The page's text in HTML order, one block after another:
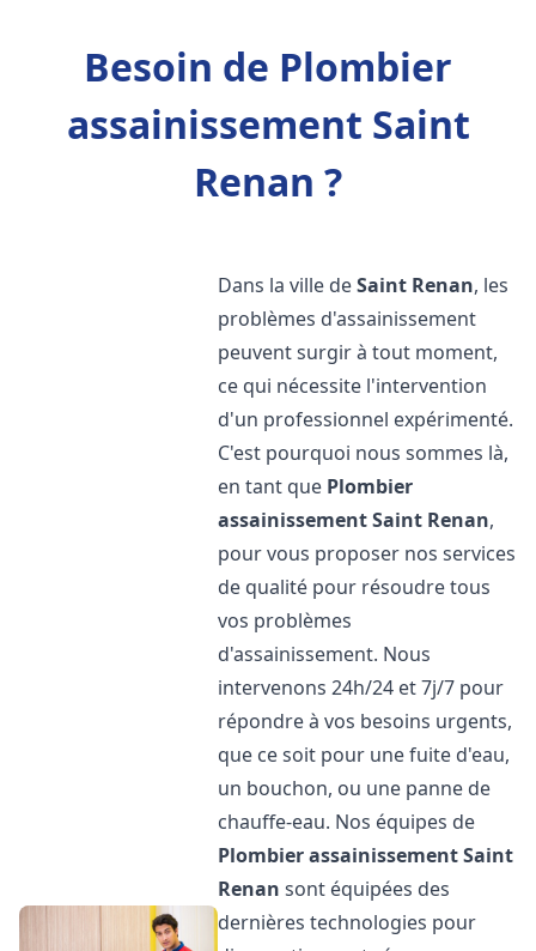
Besoin de Plombier
assainissement Saint
Renan ?
Dans la ville deSaint Renan, les
problèmes d'assainissement
peuvent surgir à tout moment,
ce qui nécessite l'intervention
d'un professionnel expérimenté.
C'est pourquoi nous sommes là,
en tant que Plombier
assainissementSaint Renan,
pour vous proposer nos services
de qualité pour résoudre tous
vos problèmes
d'assainissement. Nous
intervenons 24h/24 et 7j/7 pour
répondre à vos besoins urgents,
que ce soit pour une fuite d'eau,
un bouchon, ou une panne de
chauffe-eau. Nos équipes de
Plombier assainissementSaint
Renan sont équipées des
dernières technologies pour